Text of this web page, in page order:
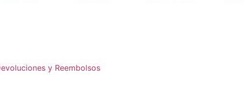
y Reembolsos